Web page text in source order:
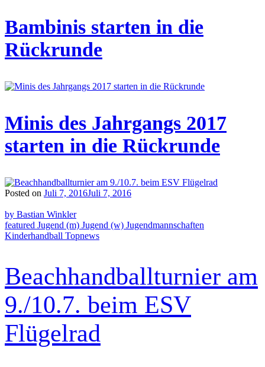
Bambinis starten in die
Rückrunde
Minis des Jahrgangs 2017
starten in die Rückrunde
Posted on Juli 7, 2016Juli 7, 2016
by Bastian Winkler
featured Jugend (m) Jugend (w) Jugendmannschaften
Kinderhandball Topnews
Beachhandballturnier am
9./10.7. beim ESV
Flügelrad